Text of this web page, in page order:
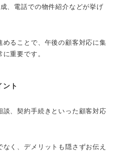
、電話での物件紹介などが挙げ
ることで、午後の顧客対応に集
重要です。
ント
、契約手続きといった顧客対応
く、デメリットも隠さずお伝え